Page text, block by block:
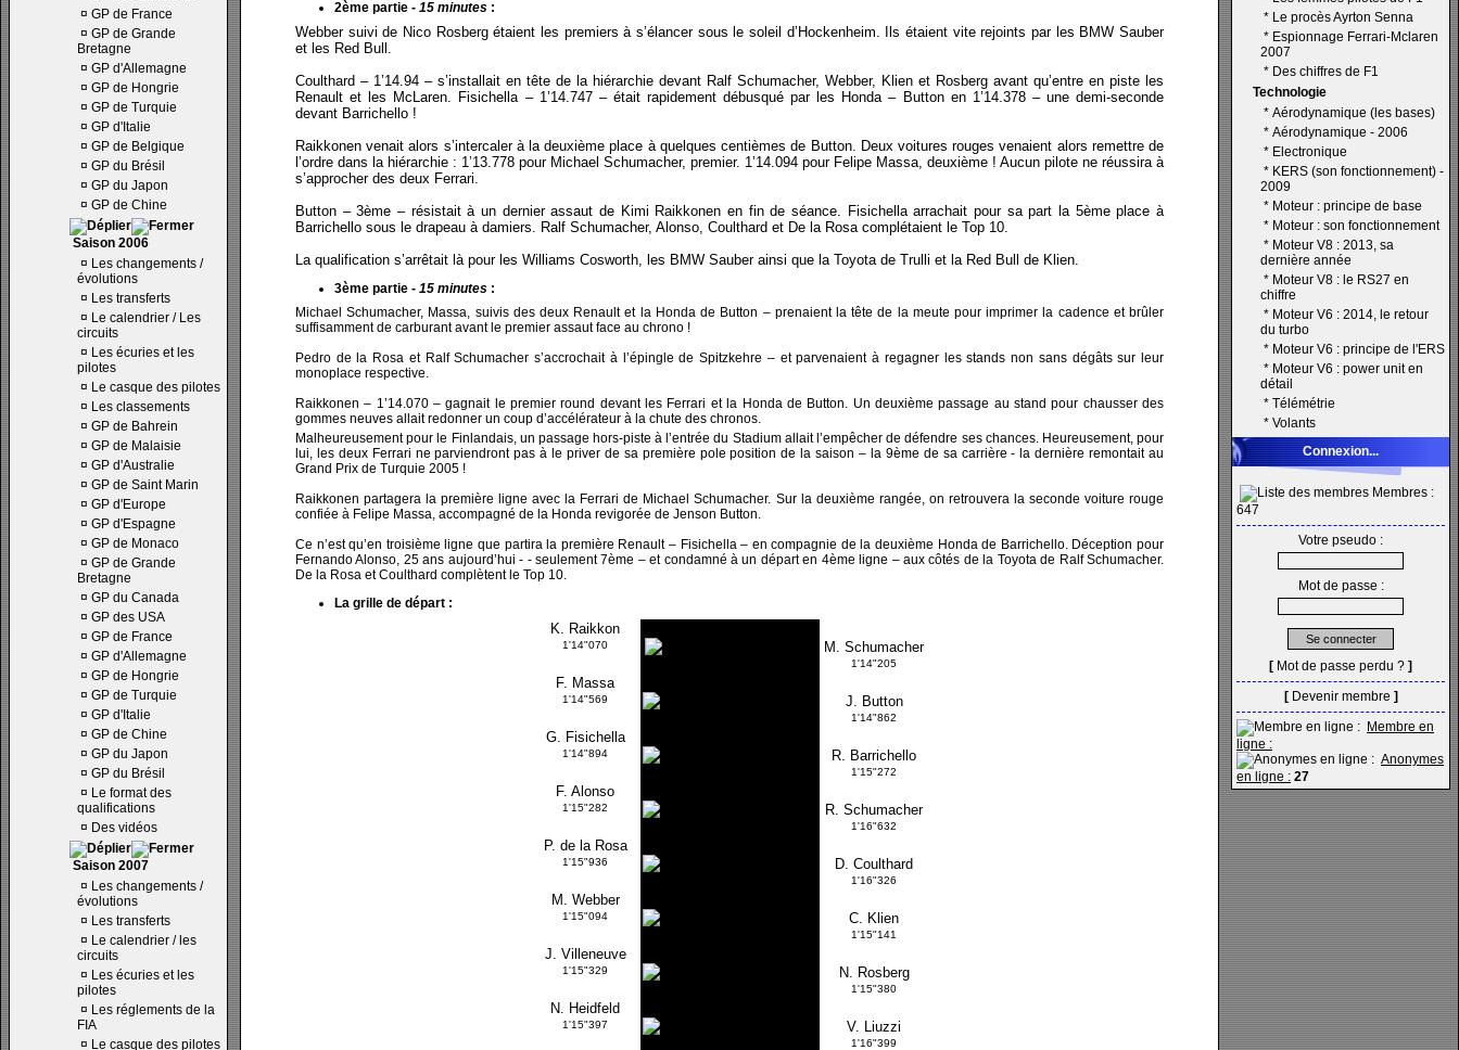
¤ GP de France
¤ GP de Grande
Bretagne
¤ GP d'Allemagne
¤ GP de Hongrie
¤ GP de Turquie
¤ GP d'Italie
¤ GP de Belgique
¤ GP du Brésil
¤ GP du Japon
¤ GP de Chine
Saison 2006
¤ Les changements /
évolutions
¤ Les transferts
¤ Le calendrier / Les
circuits
¤ Les écuries et les
pilotes
¤ Le casque des pilotes
¤ Les classements
¤ GP de Bahrein
¤ GP de Malaisie
¤ GP d'Australie
¤ GP de Saint Marin
¤ GP d'Europe
¤ GP d'Espagne
¤ GP de Monaco
¤ GP de Grande
Bretagne
¤ GP du Canada
¤ GP des USA
¤ GP de France
¤ GP d'Allemagne
¤ GP de Hongrie
¤ GP de Turquie
¤ GP d'Italie
¤ GP de Chine
¤ GP du Japon
¤ GP du Brésil
¤ Le format des
qualifications
¤ Des vidéos
Saison 2007
¤ Les changements /
évolutions
¤ Les transferts
¤ Le calendrier / les
circuits
¤ Les écuries et les
pilotes
¤ Les réglements de la
FIA
¤ Le casque des pilotes
2ème partie - 15 minutes :
Webber suivi de Nico Rosberg étaient les premiers à s’élancer sous le soleil d’Hockenheim. Ils étaient vite rejoints par les BMW Sauber
et les Red Bull.
Coulthard – 1’14.94 – s’installait en tête de la hiérarchie devant Ralf Schumacher, Webber, Klien et Rosberg avant qu’entre en piste les
Renault et les McLaren. Fisichella – 1’14.747 – était rapidement débusqué par les Honda – Button en 1’14.378 – une demi-seconde
devant Barrichello !
Raikkonen venait alors s’intercaler à la deuxième place à quelques centièmes de Button. Deux voitures rouges venaient alors remettre de
l’ordre dans la hiérarchie : 1’13.778 pour Michael Schumacher, premier. 1’14.094 pour Felipe Massa, deuxième ! Aucun pilote ne réussira à
s’approcher des deux Ferrari.
Button – 3ème – résistait à un dernier assaut de Kimi Raikkonen en fin de séance. Fisichella arrachait pour sa part la 5ème place à
Barrichello sous le drapeau à damiers. Ralf Schumacher, Alonso, Coulthard et De la Rosa complétaient le Top 10.
La qualification s’arrêtait là pour les Williams Cosworth, les BMW Sauber ainsi que la Toyota de Trulli et la Red Bull de Klien.
3ème partie - 15 minutes :
Michael Schumacher, Massa, suivis des deux Renault et la Honda de Button – prenaient la tête de la meute pour imprimer la cadence et brûler
suffisamment de carburant avant le premier assaut face au chrono !
Pedro de la Rosa et Ralf Schumacher s’accrochait à l’épingle de Spitzkehre – et parvenaient à regagner les stands non sans dégâts sur leur
monoplace respective.
Raikkonen – 1’14.070 – gagnait le premier round devant les Ferrari et la Honda de Button. Un deuxième passage au stand pour chausser des
gommes neuves allait redonner un coup d’accélérateur à la chute des chronos.
Malheureusement pour le Finlandais, un passage hors-piste à l’entrée du Stadium allait l’empêcher de défendre ses chances. Heureusement, pour
lui, les deux Ferrari ne parviendront pas à le priver de sa première pole position de la saison – la 9ème de sa carrière - la dernière remontait au
Grand Prix de Turquie 2005 !
Raikkonen partagera la première ligne avec la Ferrari de Michael Schumacher. Sur la deuxième rangée, on retrouvera la seconde voiture rouge
confiée à Felipe Massa, accompagné de la Honda revigorée de Jenson Button.
Ce n’est qu’en troisième ligne que partira la première Renault – Fisichella – en compagnie de la deuxième Honda de Barrichello. Déception pour
Fernando Alonso, 25 ans aujourd’hui - - seulement 7ème – et condamné à un départ en 4ème ligne – aux côtés de la Toyota de Ralf Schumacher.
De la Rosa et Coulthard complètent le Top 10.
La grille de départ :
K. Raikkon
1'14"070 M. Schumacher
1'14"205
F. Massa
1'14"569 J. Button
1'14"862
G. Fisichella
1'14"894 R. Barrichello
1'15"272
F. Alonso
1'15"282 R. Schumacher
1'16"632
P. de la Rosa
1'15"936 D. Coulthard
1'16"326
M. Webber
1'15"094 C. Klien
1'15"141
J. Villeneuve
1'15"329 N. Rosberg
1'15"380
N. Heidfeld
1'15"397 V. Liuzzi
1'16"399
* Le procès Ayrton Senna
* Espionnage Ferrari-Mclaren
2007
* Des chiffres de F1
Technologie
* Aérodynamique (les bases)
* Aérodynamique - 2006
* Electronique
* KERS (son fonctionnement) -
2009
* Moteur : principe de base
* Moteur : son fonctionnement
* Moteur V8 : 2013, sa
dernière année
* Moteur V8 : le RS27 en
chiffre
* Moteur V6 : 2014, le retour
du turbo
* Moteur V6 : principe de l'ERS
* Moteur V6 : power unit en
détail
* Télémétrie
* Volants
Connexion...
Membres :
647
Votre pseudo :
Mot de passe :
[ Mot de passe perdu ? ]
[ Devenir membre ]
Membre en
ligne :
Anonymes
en ligne : 27